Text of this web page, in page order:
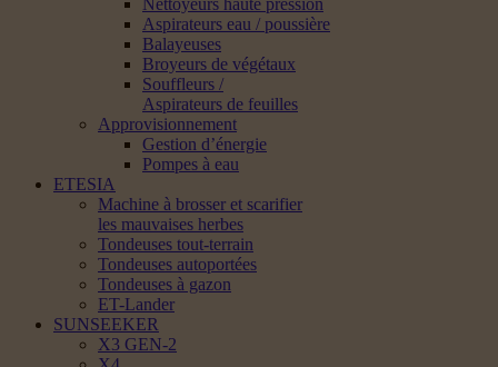
Nettoyeurs haute pression
Aspirateurs eau / poussière
Balayeuses
Broyeurs de végétaux
Souffleurs /
Aspirateurs de feuilles
Approvisionnement
Gestion d’énergie
Pompes à eau
ETESIA
Machine à brosser et scarifier
les mauvaises herbes
Tondeuses tout-terrain
Tondeuses autoportées
Tondeuses à gazon
ET-Lander
SUNSEEKER
X3 GEN-2